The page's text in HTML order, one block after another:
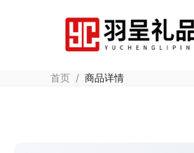
首页 / 商品详情